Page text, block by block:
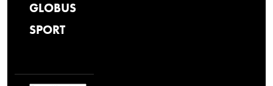
GLOBUS
SPORT